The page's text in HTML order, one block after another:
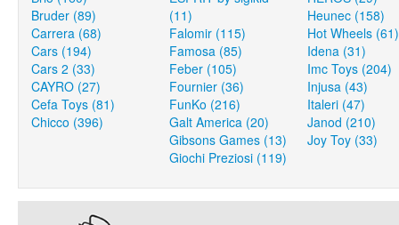
Bruder (89)
Carrera (68)
Cars (194)
Cars 2 (33)
CAYRO (27)
Cefa Toys (81)
Chicco (396)
(11)
Falomir (115)
Famosa (85)
Feber (105)
Fournier (36)
FunKo (216)
Galt America (20)
Gibsons Games (13)
Giochi Preziosi (119)
Heunec (158)
Hot Wheels (61)
Idena (31)
Imc Toys (204)
Injusa (43)
Italeri (47)
Janod (210)
Joy Toy (33)